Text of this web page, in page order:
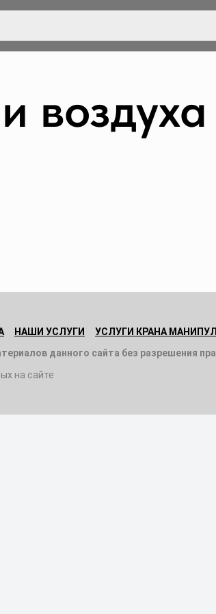
воздуха
НАШИ УСЛУГИ УСЛУГИ КРАНА
данного сайта без разрешения
на сайте